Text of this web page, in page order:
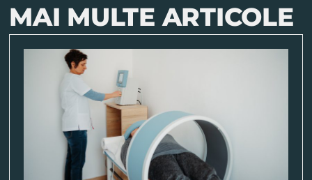
MAI MULTE ARTICOLE